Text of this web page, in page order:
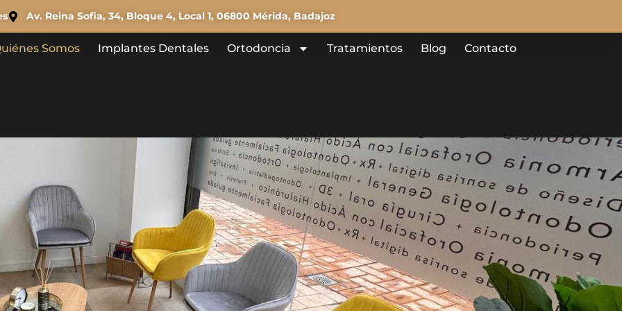
Av. Reina Sofia, 34, Bloque 4, Local 1, 06800 Mérida, Badajoz
Somos Implantes Dentales Ortodoncia Tratamientos Blog Contacto